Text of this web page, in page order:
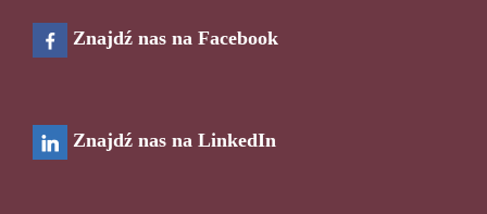
Znajdź nas na Facebook
Znajdź nas na LinkedIn